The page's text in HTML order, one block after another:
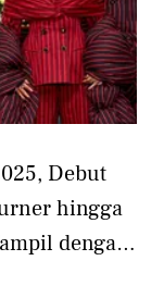
Debut
hingga
dengan